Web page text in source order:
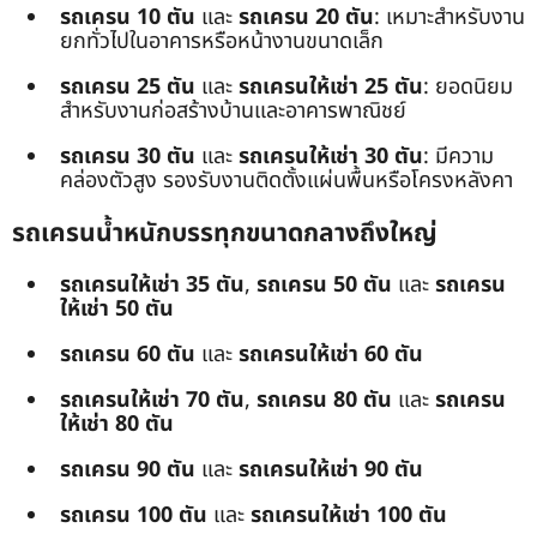
รถเครน 10 ตัน และรถเครน 20 ตัน: เหมาะสำหรับงาน
ยกทั่วไปในอาคารหรือหน้างานขนาดเล็ก
รถเครน 25 ตัน และรถเครนให้เช่า 25 ตัน: ยอดนิยม
สำหรับงานก่อสร้างบ้านและอาคารพาณิชย์
รถเครน 30 ตัน และรถเครนให้เช่า 30 ตัน: มีความ
คล่องตัวสูง รองรับงานติดตั้งแผ่นพื้นหรือโครงหลังคา
รถเครนน้ำหนักบรรทุกขนาดกลางถึงใหญ่
รถเครนให้เช่า 35 ตัน, รถเครน 50 ตัน และรถเครน
ให้เช่า 50 ตัน
รถเครน 60 ตัน และรถเครนให้เช่า 60 ตัน
รถเครนให้เช่า 70 ตัน, รถเครน 80 ตัน และรถเครน
ให้เช่า 80 ตัน
รถเครน 90 ตัน และรถเครนให้เช่า 90 ตัน
รถเครน 100 ตัน และรถเครนให้เช่า 100 ตัน